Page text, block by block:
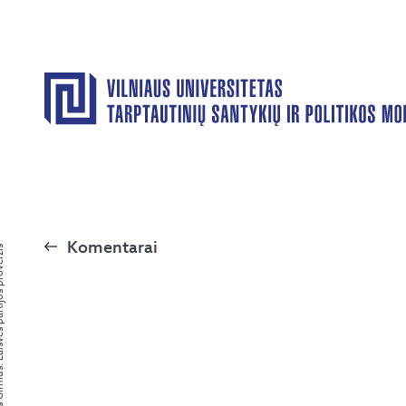
proveržis Komentarai